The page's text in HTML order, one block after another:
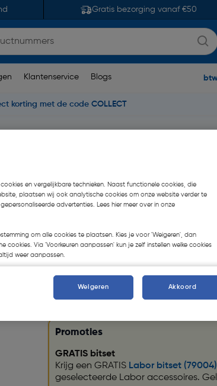
Gratis bezorging vanaf €50
Klantenservice Blogs
korting met de code COLLECT
€ 2,21
Promoties
GRATIS bitset
Krijg een GRATIS Labor bitset (79004)
geselecteerde Labor accessoires.
en vergelijkbare technieken. Naast functionele cookies, die
plaatsen wij ook analytische cookies om onze website verder te
advertenties. Lees hier meer over in onze
om alle cookies te plaatsen. Kies je voor 'Weigeren', dan
cookies. Via 'Voorkeuren aanpassen' kun je zelf instellen welke cookies
weer aanpassen.
Weigeren Akkoord